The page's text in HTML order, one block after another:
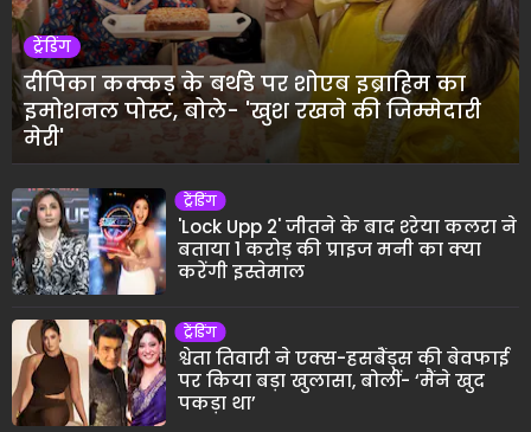
ट्रेंडिंग
दीपिका कक्कड़ के बर्थडे पर शोएब इब्राहिम का
इमोशनल पोस्ट, बोले- 'खुश रखने की जिम्मेदारी
मेरी'
ट्रेंडिंग
'Lock Upp 2' जीतने के बाद श्‍रेया कलरा ने
बताया 1 करोड़ की प्राइज मनी का क्या
करेंगी इस्तेमाल
ट्रेंडिंग
श्वेता तिवारी ने एक्स-हसबैंड्स की बेवफाई
पर किया बड़ा खुलासा, बोलीं- ‘मैंने खुद
पकड़ा था’